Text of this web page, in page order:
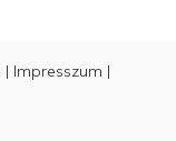
| Impresszum |